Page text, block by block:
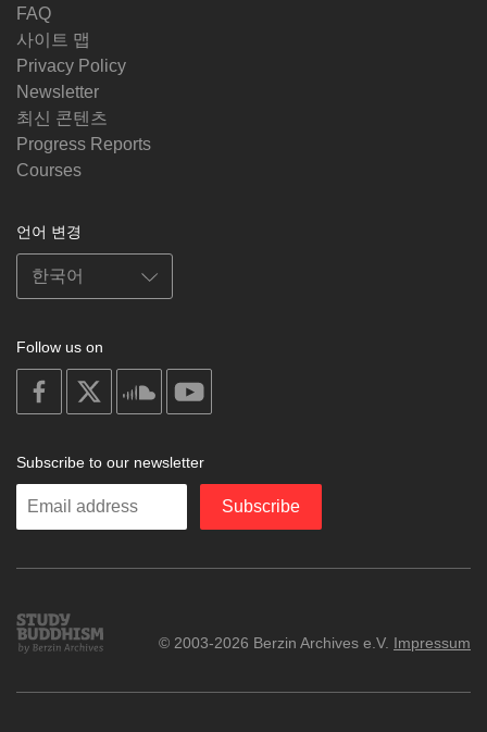
FAQ
사이트 맵
Privacy Policy
Newsletter
최신 콘텐츠
Progress Reports
Courses
언어 변경
Follow us on
on
facebook
soundcloud
Subscribe to our newsletter
Enter
Subscribe
Study
Buddhism
© 2003-2026 Berzin Archives e.V. Impressum